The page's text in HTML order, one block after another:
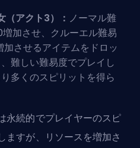
（アクト3）： ノーマル難
加させ、クルーエル難易
させるアイテムをドロッ
難しい難易度でプレイし
多くのスピリットを得ら
永続的でプレイヤーのスピ
ますが、リソースを増加さ